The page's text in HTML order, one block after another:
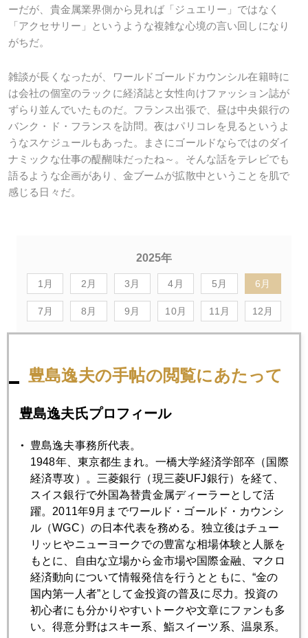
ーだが、貴金属業界側から見れば「ジュエリー」ではなく
「アクセサリー」というような複雑な心境の言い回しになり
がちだ。
雑談が長くなったが、ワールドゴールドカウンシル在籍時に
は会社の個室のラックに経済誌と女性向けファッション誌が
ずらり並んでいたものだ。フランス出張で、昼は中央銀行の
バンク・ド・フランスを訪問。夜はパリコレを見るというよ
うなスケジュールもあった。まさにゴールドならではのダイ
ナミックな仕事の醍醐味だったね～。そんな話をテレビでも
語るような企画があり、金ブームが拡散中ということを肌で
感じる日々だ。
2025年
1月 2月 3月 4月 5月 6月
7月 8月 9月 10月 11月 12月
2025年06月30日
日経平均４万円台、金は３３００ドル割れ
プラチナ続騰、１４００ドル接近
2025年06月25日
まだまだ遠い、金投資への道
2025年06月24日
停戦には素直に売り、米国参戦には無反応
2025年06月23日
続編、有事の金より有事のドル
豊島逸夫の手帖の閲覧にあたって
豊島逸夫氏プロフィール
豊島逸夫事務所代表。
1948年、東京都生まれ。一橋大学経済学部卒（国際
経済専攻）。三菱銀行（現三菱UFJ銀行）を経て、
スイス銀行で外国為替貴金属ディーラーとして活
躍。2011年9月までワールド・ゴールド・カウンシ
ル（WGC）の日本代表を務める。独立後はチュー
リッヒやニューヨークでの豊富な相場体験と人脈を
もとに、自由な立場から金市場や国際金融、マクロ
経済動向について情報発信を行うとともに、“金の
国内第一人者”として金投資の普及に尽力。投資の
初心者にも分かりやすいトークや文章にファンも多
い。得意分野はスキー系、鮨スイーツ系、温泉系。